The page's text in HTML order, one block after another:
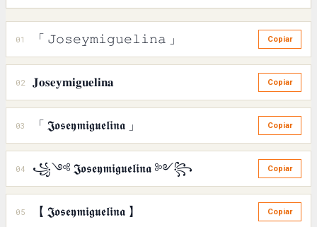
01 「 𝙹𝚘𝚜𝚎𝚢𝚖𝚒𝚐𝚞𝚎𝚕𝚒𝚗𝚊 」 Copiar
02 𝐉𝐨𝐬𝐞𝐲𝐦𝐢𝐠𝐮𝐞𝐥𝐢𝐧𝐚 Copiar
03 「 𝕵𝖔𝖘𝖊𝖞𝖒𝖎𝖌𝖚𝖊𝖑𝖎𝖓𝖆 」 Copiar
04 ꧁༺ 𝕵𝖔𝖘𝖊𝖞𝖒𝖎𝖌𝖚𝖊𝖑𝖎𝖓𝖆 ༻꧂ Copiar
05 【 𝕵𝖔𝖘𝖊𝖞𝖒𝖎𝖌𝖚𝖊𝖑𝖎𝖓𝖆 】 Copiar